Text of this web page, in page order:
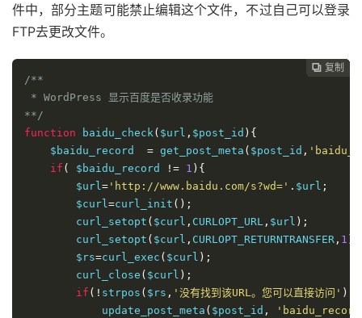
件中，部分主题可能禁止编辑这个文件，不过自己可以登录
FTP去更改文件。
 复制
 复制
 复制
 复制
 复制
/**
* WordPress 显示百度是否收录功能
**/
function baidu_check ( $url , $post_id ){
    $baidu_record
= get_post_meta ( $post_id ,
if ( $baidu_record != 1 ){
        $url
= 'http://www.baidu.com/s?wd=' . $url ;
        $curl
=curl_init ();
        curl_setopt
( $curl , CURLOPT_URL , $url );
        curl_setopt
( $curl , CURLOPT_RETURNTRANSFER , 1 );
        $rs
=curl_exec ( $curl );
        curl_close
( $curl );
if (! strpos ( $rs , '没有找到该URL。您可以直接访问' )
            update_post_meta
( $post_id ,